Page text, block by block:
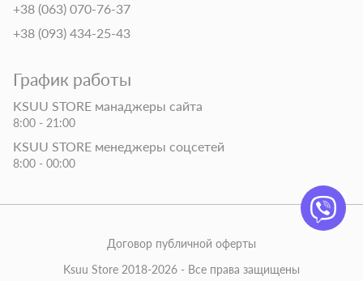
+38 (063) 070-76-37
+38 (093) 434-25-43
График работы
KSUU STORE манаджеры сайта
8:00 - 21:00
KSUU STORE менеджеры соцсетей
8:00 - 00:00
Ksuu Store 2018-2026 - Все права защищены
Договор публичной оферты